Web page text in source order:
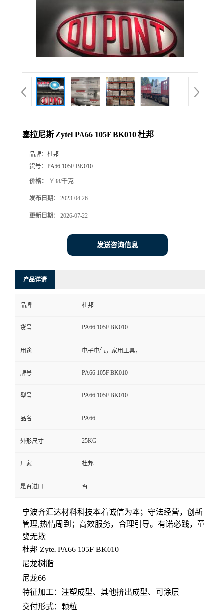
品
厅
系
言
塞拉尼斯 Zytel PA66 105F BK010 杜邦
品牌： 杜邦
货号： PA66 105F BK010
价格： ￥38/千克
发布日期： 2023-04-26
更新日期： 2026-07-22
发送咨询信息
产品详请
品牌 杜邦
货号 PA66 105F BK010
用途 电子电气，家用工具，
牌号 PA66 105F BK010
型号 PA66 105F BK010
品名 PA66
外形尺寸 25KG
厂家 杜邦
是否进口 否
宁波齐汇达材料科技本着诚信为本；守法经营，创新
管理,热情周到；高效服务，合理引导。有诺必践，童
叟无欺
杜邦 Zytel PA66 105F BK010
尼龙树脂
尼龙66
特征加工：注塑成型、其他挤出成型、可涂层
交付形式：颗粒